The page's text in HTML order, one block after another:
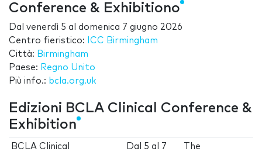
Conference & Exhibitiono
Dal venerdì 5 al domenica 7 giugno 2026
Centro fieristico:
ICC Birmingham
Città: Birmingham
Paese: Regno Unito
Più info.: bcla.org.uk
Edizioni BCLA Clinical Conference &
Exhibition
BCLA Clinical
Dal 5 al
7
The